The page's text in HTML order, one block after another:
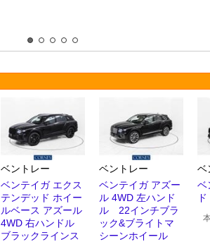
ベントレー
ベンテイガ エクス
テンデッド ホイー
ルベース アズール
4WD 右ハンドル
ブラックラインス
ベントレー
ベンテイガ アズー
ル 4WD 左ハンド
ル 22インチブラ
ック&ブライトマ
シーンホイール
ベ
ベ